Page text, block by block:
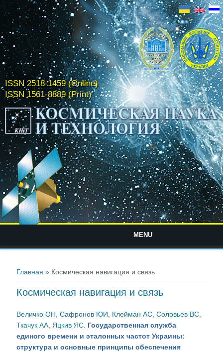
ISSN 2518-1459 (Online)
ISSN 1561-8889 (Print)
MENU
Главная » Космическая навигация и связь
Космическая навигация и связь
Величко ОН ,Сафронов ЮИ Клейман АС ,Соловьев ВС
Ткачук АА Яцкив ЯС Государственная служба
единого времени и эталонных частот Украины:
структура и основные принципы обеспечения